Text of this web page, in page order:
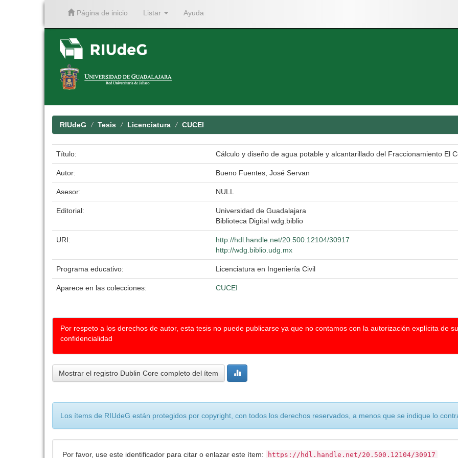
Página de inicio Listar Ayuda
RIUdeG Tesis Licenciatura CUCEI
Título: Cálculo y diseño de agua potable y alcantarillado del Fraccionamiento El
Autor: Bueno Fuentes, José Servan
Asesor: NULL
Editorial:
Universidad de Guadalajara
Biblioteca Digital wdg.biblio
URI:
http://hdl.handle.net/20.500.12104/30917
http://wdg.biblio.udg.mx
Programa educativo: Licenciatura en Ingeniería Civil
Aparece en las colecciones: CUCEI
Por respeto a los derechos de autor, esta tesis no puede publicarse ya que no contamos con la autorización explícita de
confidencialidad
Mostrar el registro Dublin Core completo del ítem
Los ítems de RIUdeG están protegidos por copyright, con todos los derechos reservados, a menos que se indique lo
Por favor, use este identificador para citar o enlazar este ítem: https://hdl.handle.net/20.500.12104/30917